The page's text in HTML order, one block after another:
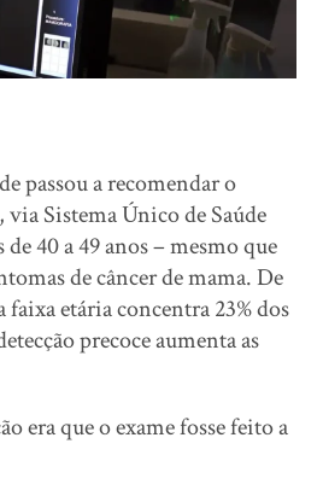
passou a recomendar o
via Sistema Único de Saúde
40 a 49 anos – mesmo que
de câncer de mama. De
faixa etária concentra 23% dos
precoce aumenta as
era que o exame fosse feito a